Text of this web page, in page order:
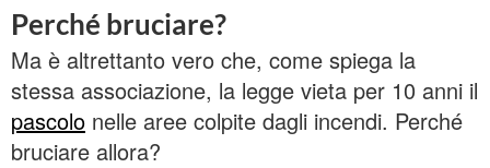
Perché bruciare?
Ma è altrettanto vero che, come spiega la
stessa associazione, la legge vieta per 10 anni il
pascolo nelle aree colpite dagli incendi. Perché
bruciare allora?